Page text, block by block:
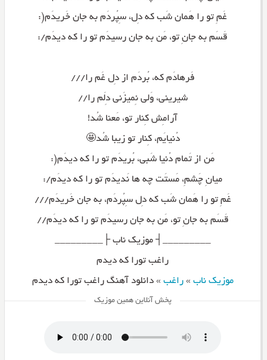
غَمِ تو را هَمان شَب که دِل، سِپُردَم به جان خَریدَم(:
قَسَم به جانِ تو، مَن به جان رسیدَم تو را که دیدَم/:
فَرهادَم که، بُردَم از دِل غَم را///
شیرینی، وَلی نِمیزَنی دِلَم را//
آرامِش کِنار تو، مَعنا شُد!
دُنیایَم، کِنار تو زیبا شُد🤩
مَن از تَمام دُنیا شَبی، بُریدَم تو را که دیدَم(:
میانِ چَشمِ، مَستَت چه ها نَدیدَم تو را که دیدَم/:
غَمِ تو را هَمان شَب که دِل سِپُردَم، به جان خَریدَم///
قَسَم به جانِ تو، مَن به جان رسیدَم تو را که دیدَم//
_________┤ موزیک ناب ├_________
راغب تورا که دیدم
موزیک ناب »راغب »دانلود آهنگ راغب تورا که دیدم
پخش آنلاین همین موزیک